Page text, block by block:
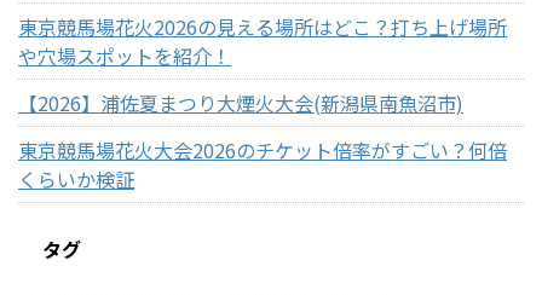
東京競馬場花火2026の見える場所はどこ？打ち上げ場所
や穴場スポットを紹介！
【2026】浦佐夏まつり大煙火大会(新潟県南魚沼市)
東京競馬場花火大会2026のチケット倍率がすごい？何倍
くらいか検証
タグ